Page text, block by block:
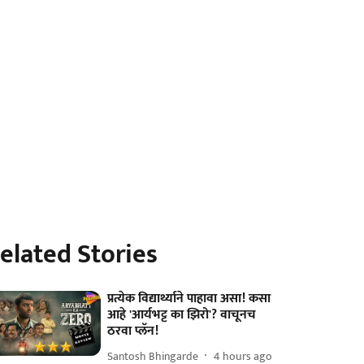
Stories
प्रत्येक विद्यार्थ्याने पाहावा असा! कसा
आहे 'आर्यभट्ट का झिरो'? वाचूनच
ठरवा प्लॅन!
Santosh Bhingarde 4 hours ago